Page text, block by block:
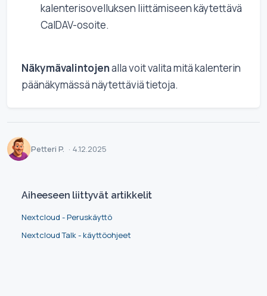
kalenterisovelluksen liittämiseen käytettävä
CalDAV-osoite.
Näkymävalintojenalla voit valita mitä kalenterin
päänäkymässä näytettäviä tietoja.
Petteri P. · 4.12.2025
Aiheeseen liittyvät artikkelit
Nextcloud - Peruskäyttö
Nextcloud Talk - käyttöohjeet